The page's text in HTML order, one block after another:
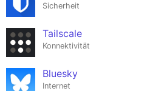
Sicherheit
Tailscale
Konnektivität
Bluesky
Internet